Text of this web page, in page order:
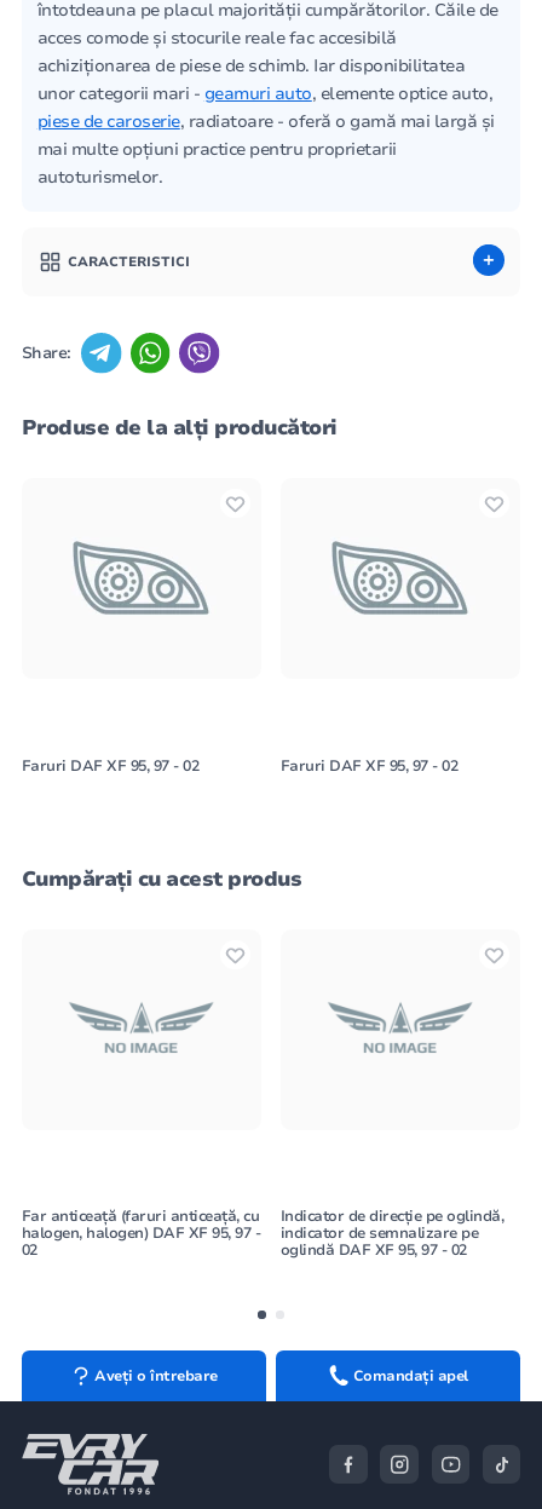
întotdeauna pe placul majorității cumpărătorilor. Căile de
acces comode și stocurile reale fac accesibilă
achiziționarea de piese de schimb. Iar disponibilitatea
unor categorii mari - geamuri auto, elemente optice auto,
piese de caroserie, radiatoare - oferă o gamă mai largă și
mai multe opțiuni practice pentru proprietarii
autoturismelor.
CARACTERISTICI
Share:
Produse de la alți producători
Faruri DAF XF 95, 97 - 02 Faruri DAF XF 95, 97 - 02
Cumpărați cu acest produs
Far anticeață (faruri anticeață, cu
halogen, halogen) DAF XF 95, 97 -
02
Indicator de direcție pe oglindă,
indicator de semnalizare pe
oglindă DAF XF 95, 97 - 02
Aveți o întrebare Comandați apel